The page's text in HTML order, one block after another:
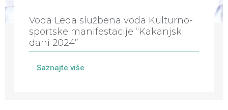
Voda Leda službena voda Kulturno-
sportske manifestacije “Kakanjski
dani 2024”
Saznajte više